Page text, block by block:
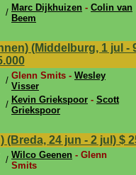
/ Marc Dijkhuizen - Colin van
Beem
(Middelburg, 1 jul -
/ Glenn Smits - Wesley
Visser
/ Kevin Griekspoor - Scott
Griekspoor
(Breda, 24 jun - 2 jul) $
/ Wilco Geenen - Glenn
Smits